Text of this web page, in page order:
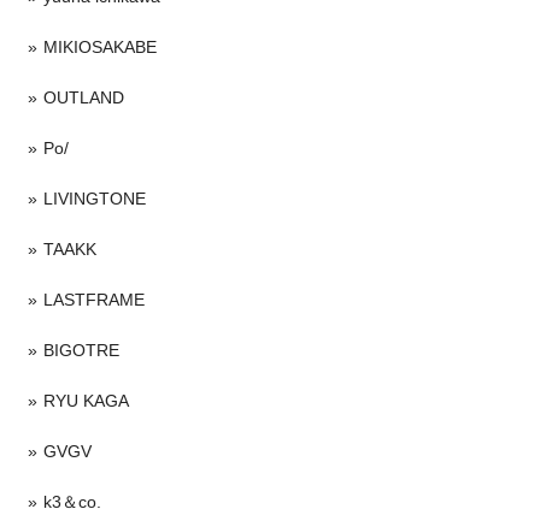
MIKIOSAKABE
OUTLAND
Po/
LIVINGTONE
TAAKK
LASTFRAME
BIGOTRE
RYU KAGA
GVGV
k3＆co.